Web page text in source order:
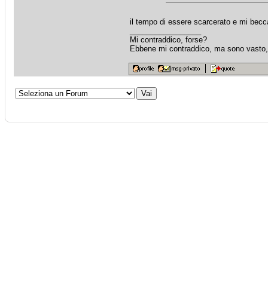
il tempo di essere scarcerato e mi
Mi contraddico, forse?
Ebbene mi contraddico, ma sono